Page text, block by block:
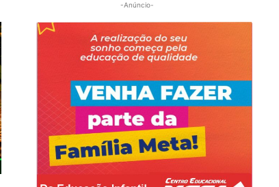
-Anúncio-